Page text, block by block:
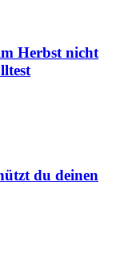
Herbst nicht
du deinen